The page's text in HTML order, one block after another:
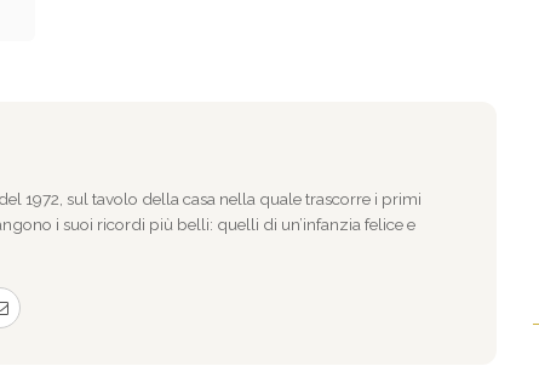
1972, sul tavolo della casa nella quale trascorre i primi
i suoi ricordi più belli: quelli di un’infanzia felice e